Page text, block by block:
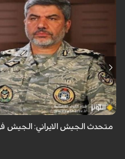
قال المتحدث باسم الجيش الإيراني
الإسلامية الإيرانية في حالة استعداد
متحدث الجيش الايراني: الجيش